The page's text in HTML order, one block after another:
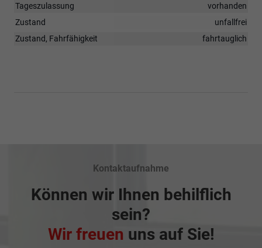
Tageszulassung
vorhanden
Zustand
unfallfrei
Zustand, Fahrfähigkeit
fahrtauglich
Kontaktaufnahme
Können wir Ihnen behilflich
sein?
Wir freuen uns auf Sie!